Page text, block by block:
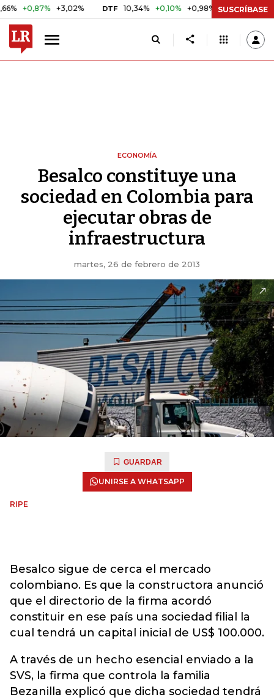
+3,02% DTF 10,34% +0,10% +0,98% UVR $ 416,86 +$
SUSCRÍBASE
ECONOMÍA
Besalco constituye una
sociedad en Colombia para
ejecutar obras de
infraestructura
martes, 26 de febrero de 2013
GUARDAR
UNIRSE A WHATSAPP
RIPE
Besalco sigue de cerca el mercado
colombiano. Es que la constructora anunció
que el directorio de la firma acordó
constituir en ese país una sociedad filial la
cual tendrá un capital inicial de US$ 100.000.
A través de un hecho esencial enviado a la
SVS, la firma que controla la familia
Bezanilla explicó que dicha sociedad tendrá